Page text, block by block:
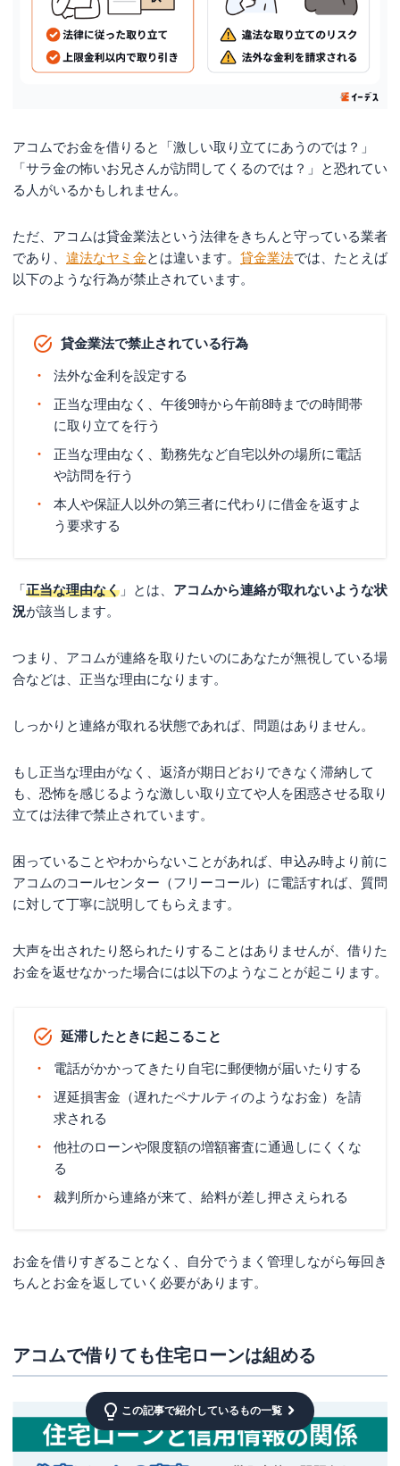
この記事で紹介しているもの一覧
アコムでお金を借りると「激しい取り立てにあうのでは？」
「サラ金の怖いお兄さんが訪問してくるのでは？」と恐れてい
る人がいるかもしれません。
ただ、アコムは貸金業法という法律をきちんと守っている業者
であり、 違法なヤミ金とは違います。 貸金業法では、たとえば
以下のような行為が禁止されています。
貸金業法で禁止されている行為
法外な金利を設定する
正当な理由なく、午後9時から午前8時までの時間帯
に取り立てを行う
正当な理由なく、勤務先など自宅以外の場所に電話
や訪問を行う
本人や保証人以外の第三者に代わりに借金を返すよ
う要求する
「正当な理由なく 」とは、 アコムから連絡が取れないような状
況が該当します。
つまり、アコムが連絡を取りたいのにあなたが無視している場
合などは、正当な理由になります。
しっかりと連絡が取れる状態であれば、問題はありません。
もし正当な理由がなく、返済が期日どおりできなく滞納して
も、恐怖を感じるような激しい取り立てや人を困惑させる取り
立ては法律で禁止されています。
困っていることやわからないことがあれば、申込み時より前に
アコムのコールセンター（フリーコール）に電話すれば、質問
に対して丁寧に説明してもらえます。
大声を出されたり怒られたりすることはありませんが、借りた
お金を返せなかった場合には以下のようなことが起こります。
延滞したときに起こること
電話がかかってきたり自宅に郵便物が届いたりする
遅延損害金（遅れたペナルティのようなお金）を請
求される
他社のローンや限度額の増額審査に通過しにくくな
る
裁判所から連絡が来て、給料が差し押さえられる
お金を借りすぎることなく、自分でうまく管理しながら毎回き
ちんとお金を返していく必要があります。
アコムで借りても住宅ローンは組める